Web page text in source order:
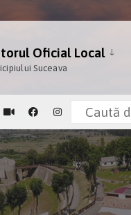
Oficial Local
Suceava